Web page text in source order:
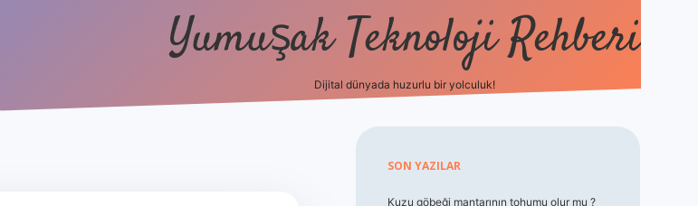
Yumuşak Teknoloji Rehberi
Dijital dünyada huzurlu bir yolculuk!
Sidebar
SON YAZILAR
Kuzu göbeği mantarının tohumu olur mu ?